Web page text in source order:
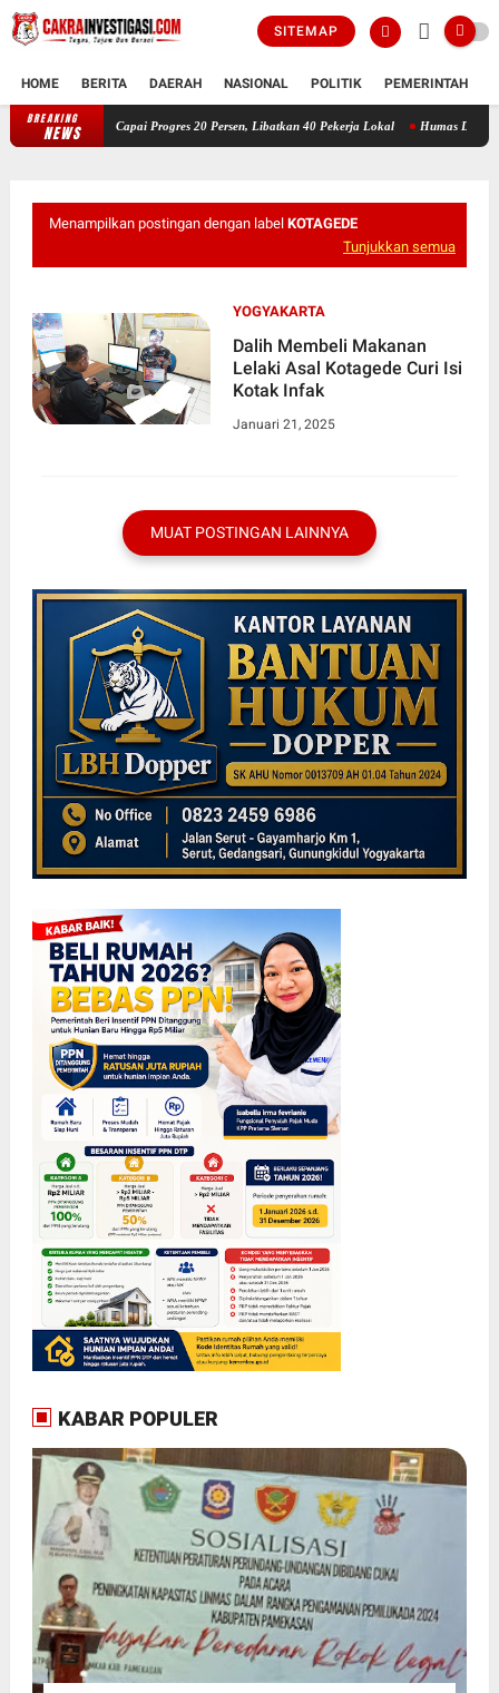
SITEMAP
HOME BERITA DAERAH NASIONAL POLITIK PEMERINTAH
BREAKING
NEWS Tiga Pekan Berjalan, Revitalisasi Pasar Kraguman Klaten Capai Progres
Menampilkan postingan dengan label KOTAGEDE
Tunjukkan semua
YOGYAKARTA
Dalih Membeli Makanan
Lelaki Asal Kotagede Curi Isi
Kotak Infak
Januari 21, 2025
MUAT POSTINGAN LAINNYA
KABAR POPULER